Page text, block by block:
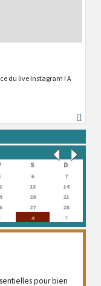
du live Instagram ! A
S D
6
7
13
14
20
21
27
28
4 5
pour bien